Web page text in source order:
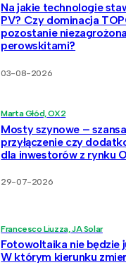
Na jakie technologie
PV? Czy dominacja
pozostanie
perowskitami?
03-08-2026
Marta Głód, OX2
Mosty szynowe –
przyłączenie czy
dla inwestorów z rynku
29-07-2026
Francesco Liuzza, JA Solar
Fotowoltaika nie będzie
W którym kierunku